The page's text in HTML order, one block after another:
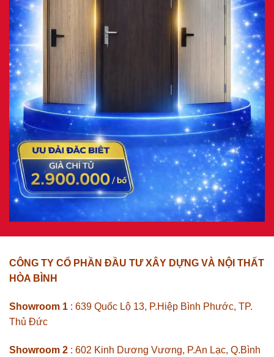
CÔNG TY CỔ PHẦN ĐẦU TƯ XÂY DỰNG VÀ NỘI THẤT
HÒA BÌNH
Showroom 1 : 639 Quốc Lộ 13, P.Hiệp Bình Phước, TP.
Thủ Đức
Showroom 2 : 602 Kinh Dương Vương, P.An Lạc, Q.Bình